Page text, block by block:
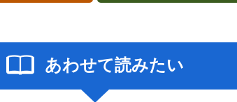
あわせて読みたい